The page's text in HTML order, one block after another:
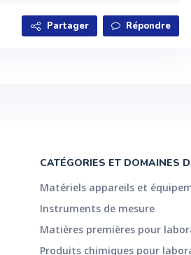
Partager Répondre
CATÉGORIES ET DOMAINES
Matériels appareils et
Instruments de mesure
Matières premières pour
Produits chimiques pour